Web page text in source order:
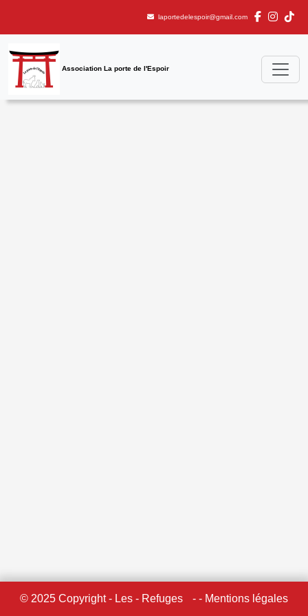
laportedelespoir@gmail.com
Association La porte de l'Espoir
© 2025 Copyright - Les - Refuges - - Mentions légales